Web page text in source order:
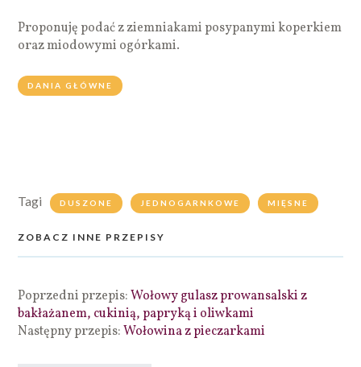
Proponuję podać z ziemniakami posypanymi koperkiem
oraz miodowymi ogórkami.
DANIA GŁÓWNE
Tagi DUSZONE JEDNOGARNKOWE MIĘSNE
ZOBACZ INNE PRZEPISY
Poprzedni przepis:Wołowy gulasz prowansalski z
bakłażanem, cukinią, papryką i oliwkami
Następny przepis:Wołowina z pieczarkami